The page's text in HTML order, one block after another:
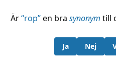
Är“rop”en bra synonym till
Ja Nej